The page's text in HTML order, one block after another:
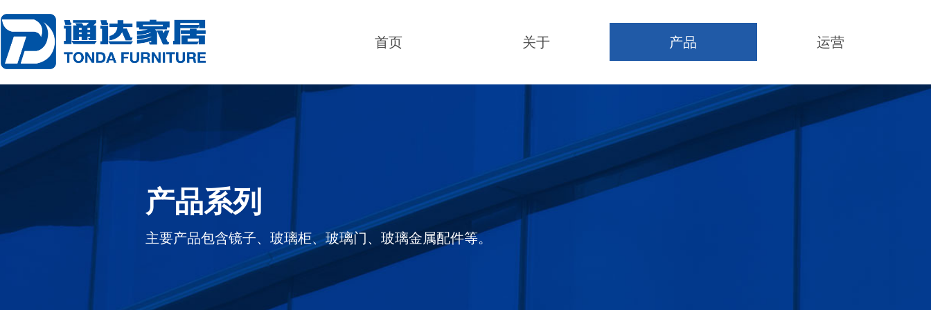
首页 关于 产品 运营
产品系列
主要产品包含镜子、玻璃柜、玻璃门、玻璃金属配件等。